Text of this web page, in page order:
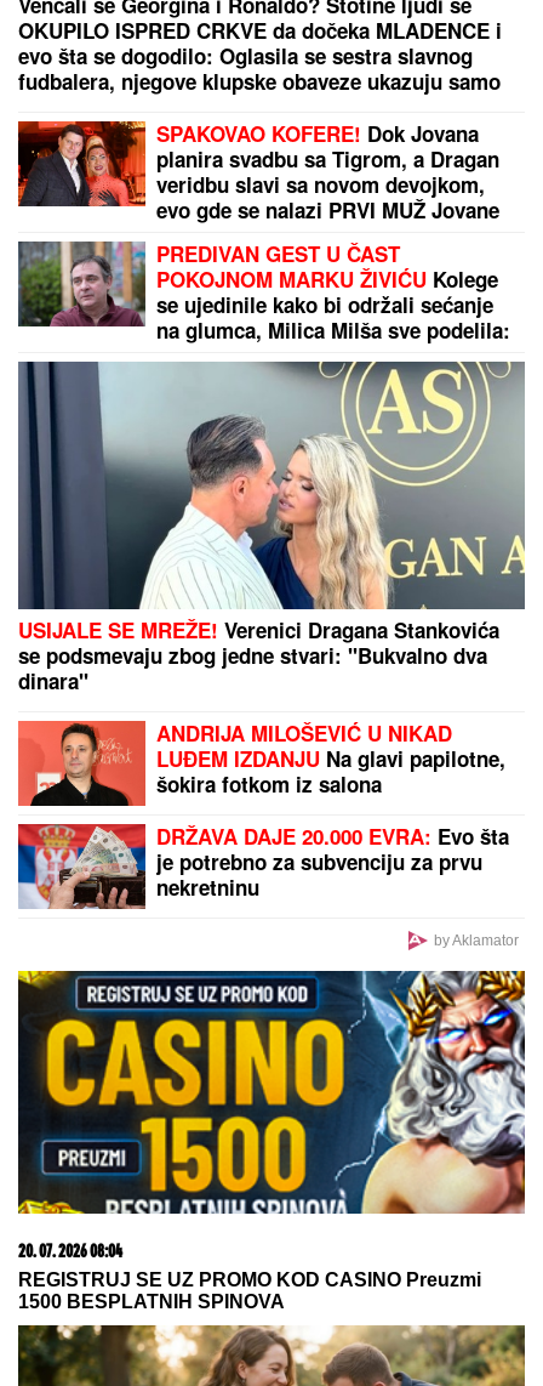
Dnevni horoskop za ponedeljak, 10. avgust: Partner
diže ruke od riba, a evo ko danas PRAVI SKANDAL
na poslu
VODITELJKA PIPKALA TAKMIČARA
PO INTIMNIM DELOVIMA
Zakopčavala mu šlic na
pantalonama, pa usledila
neprijatnost: " Zanimljivo je kada
voditeljka odradi još neke stvari"
NI PRED VATROM NISMO JEDNAKI:
Zbog čega su se prilikom gašenja
nedavnih megapožara u Francuskoj
žalila pojedina sela
Venčali se Georgina i Ronaldo? Stotine ljudi se
OKUPILO ISPRED CRKVE da dočeka MLADENCE i
evo šta se dogodilo: Oglasila se sestra slavnog
fudbalera, njegove klupske obaveze ukazuju samo
Dok Jovana
planira svadbu sa Tigrom, a Dragan
veridbu slavi sa novom devojkom,
evo gde se nalazi PRVI MUŽ Jovane
Jeremić
PREDIVAN GEST U ČAST
POKOJNOM MARKU ŽIVIĆUKolege
se ujedinile kako bi održali sećanje
na glumca, Milica Milša sve podelila:
"Izuzetan prijatelj i čovek"